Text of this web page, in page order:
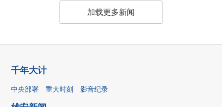
加载更多新闻
千年大计
中央部署 重大时刻 影音纪录